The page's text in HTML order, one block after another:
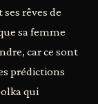
rêves de
sa femme
car ce sont
prédictions
qui